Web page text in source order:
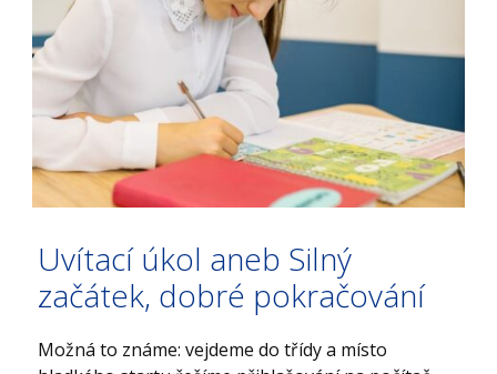
Uvítací úkol aneb Silný
začátek, dobré pokračování
Možná to známe: vejdeme do třídy a místo